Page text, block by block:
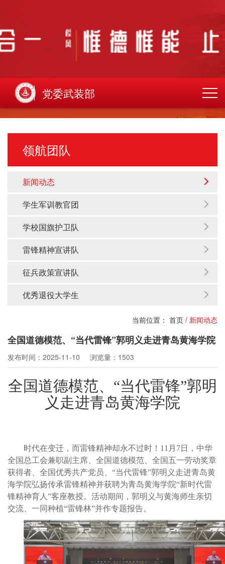
党委武装部
领航团队
新闻动态
学生军训教官团
学校国旗护卫队
雷锋精神宣讲队
征兵政策宣讲队
优秀退役大学生
当前位置： 首页 / 新闻动态
全国道德模范、“当代雷锋”郭明义走进青岛黄海学院
发布时间：2025-11-10 浏览量：1503
全国道德模范、“当代雷锋”郭明
义走进青岛黄海学院
时代在变迁，而雷锋精神却永不过时！11月7日，中华
全国总工会兼职副主席、全国道德模范、全国五一劳动奖章
获得者、全国优秀共产党员、“当代雷锋”郭明义走进青岛黄
海学院弘扬传承雷锋精神并获聘为青岛黄海学院“新时代雷
锋精神育人”客座教授。活动期间，郭明义与黄海师生亲切
交流、一同种植“雷锋林”并作专题报告。